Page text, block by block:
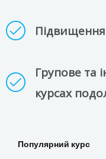
Підвищення
Групове та
курсах
Популярний курс